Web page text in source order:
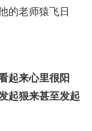
的老师猿飞日
起来心里很阳
起狠来甚至发起